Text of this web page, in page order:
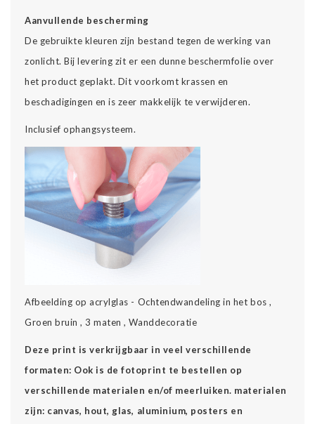
Aanvullende bescherming
De gebruikte kleuren zijn bestand tegen de werking van
zonlicht. Bij levering zit er een dunne beschermfolie over
het product geplakt. Dit voorkomt krassen en
beschadigingen en is zeer makkelijk te verwijderen.
Inclusief ophangsysteem.
Afbeelding op acrylglas - Ochtendwandeling in het bos ,
Groen bruin , 3 maten , Wanddecoratie
Deze print is verkrijgbaar in veel verschillende
formaten: Ook is de fotoprint te bestellen op
verschillende materialen en/of meerluiken. materialen
zijn: canvas, hout, glas, aluminium, posters en